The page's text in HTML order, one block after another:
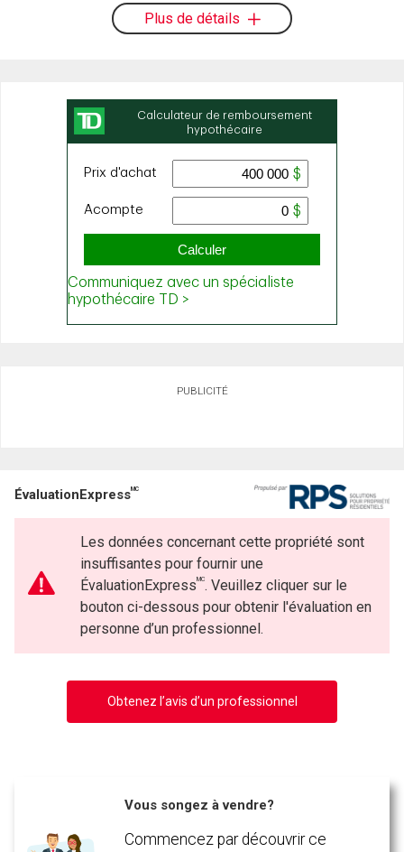
Plus de détails
PUBLICITÉ
ÉvaluationExpressMC
Les données concernant cette propriété sont
insuffisantes pour fournir une
ÉvaluationExpressMC. Veuillez cliquer sur le
bouton ci-dessous pour obtenir l'évaluation en
personne d’un professionnel.
Obtenez l’avis d’un professionnel
Vous songez à vendre?
Commencez par découvrir ce